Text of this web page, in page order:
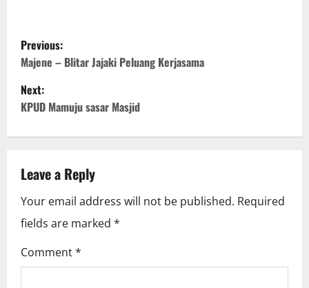
P
o
s
a
v
i
g
Previous:
Majene – Blitar Jajaki Peluang Kerjasama
Next:
KPUD Mamuju sasar Masjid
Leave a Reply
Your email address will not be published. Required
fields are marked *
Comment*